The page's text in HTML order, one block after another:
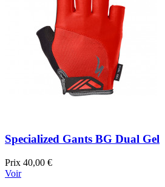
Specialized Gants BG Dual Gel
Prix 40,00 €
Voir